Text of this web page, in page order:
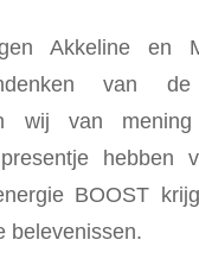
Akkeline en
van de
wij van
hebben
BOOST
belevenissen.